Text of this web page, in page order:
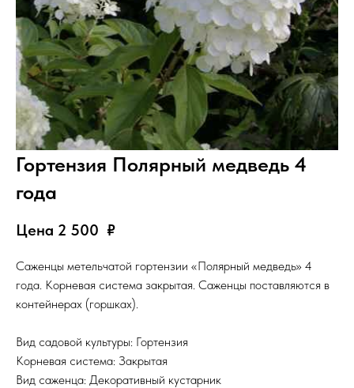
Гортензия Полярный медведь 4
года
Цена 2 500 ₽
Саженцы метельчатой гортензии «Полярный медведь» 4
года. Корневая система закрытая. Саженцы поставляются в
контейнерах (горшках).
Вид садовой культуры: Гортензия
Корневая система: Закрытая
Вид саженца: Декоративный кустарник